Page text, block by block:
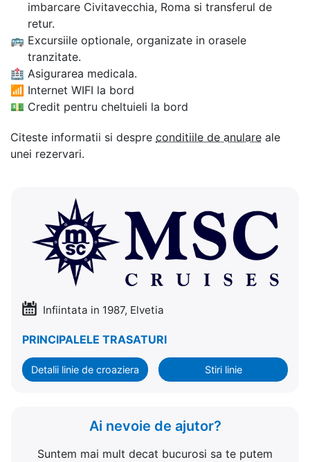
imbarcare Civitavecchia, Roma si transferul de
retur.
🚌 Excursiile optionale, organizate in orasele
tranzitate.
🏥 Asigurarea medicala.
📶 Internet WIFI la bord
💵 Credit pentru cheltuieli la bord
Citeste informatii si despre conditiile de anulare ale
unei rezervari.
Infiintata in 1987, Elvetia
PRINCIPALELE TRASATURI
Detalii linie de croaziera Stiri linie
Ai nevoie de ajutor?
Suntem mai mult decat bucurosi sa te putem